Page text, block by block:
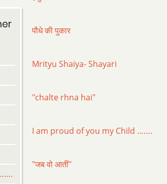
पौधे की पुकार
Mrityu Shaiya- Shayari
"chalte rhna hai"
I am proud of you my Child …….
"जब वो आतीं"